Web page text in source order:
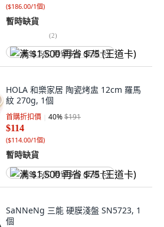
($186.00/1個)
暫時缺貨
(2)
满 $1,500 再省 $75 (王道卡)
HOLA 和樂家居 陶瓷烤盅 12cm 羅馬
紋 270g, 1個
首購折扣價 40%$191
$114
($114.00/1個)
暫時缺貨
满 $1,500 再省 $75 (王道卡)
SaNNeNg 三能 硬膜淺盤 SN5723, 1
個